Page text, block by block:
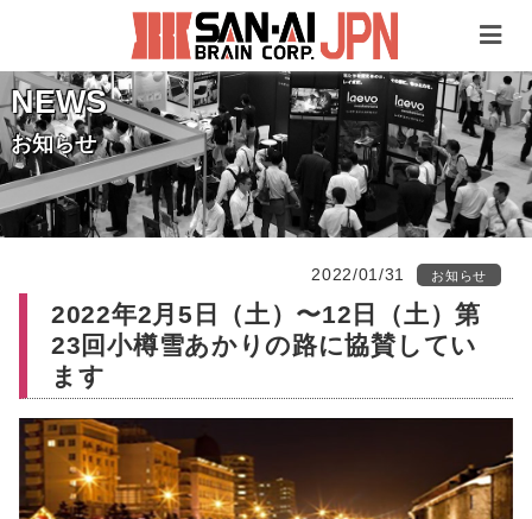
NEWS
お知らせ
2022/01/31 お知らせ
2022年2月5日（土）〜12日（土）第
23回小樽雪あかりの路に協賛してい
ます